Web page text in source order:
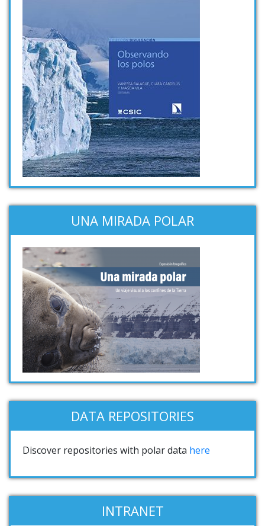
UNA MIRADA POLAR
DATA REPOSITORIES
Discover repositories with polar data here
INTRANET